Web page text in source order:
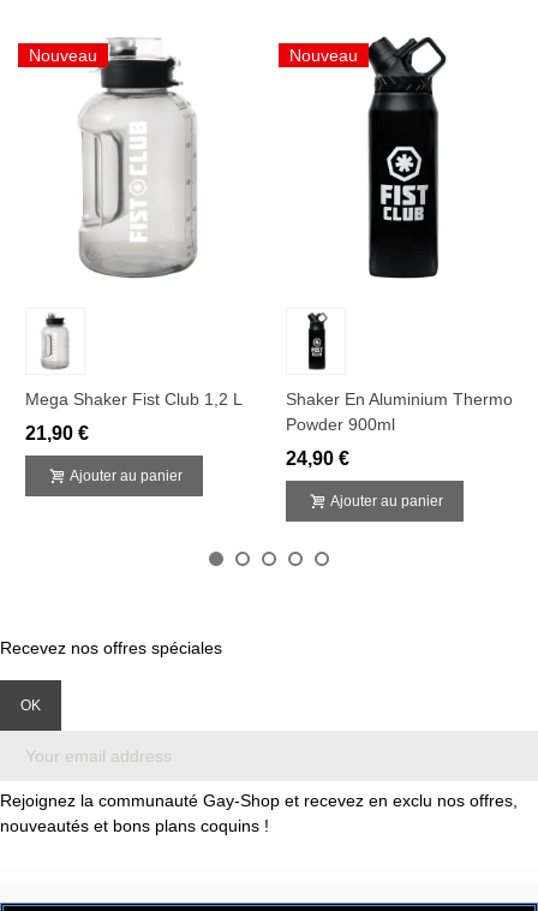
Nouveau
Mega Shaker Fist Club 1,2 L
21,90 €
Ajouter au panier
Nouveau
Shaker En Aluminium Thermo
Powder 900ml
24,90 €
Ajouter au panier
Recevez nos offres spéciales
Rejoignez la communauté Gay-Shop et recevez en exclu nos offres,
nouveautés et bons plans coquins !